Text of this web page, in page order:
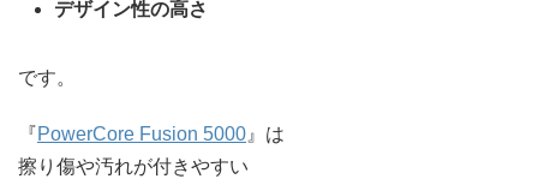
デザイン性の高さ
です。
『PowerCore Fusion 5000』は
擦り傷や汚れが付きやすい